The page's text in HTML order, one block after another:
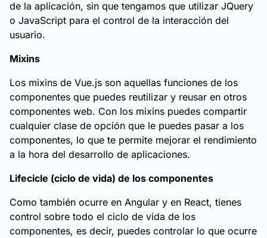
de la aplicación, sin que tengamos que utilizar JQuery
o JavaScript para el control de la interacción del
usuario.
Mixins
Los mixins de Vue.js son aquellas funciones de los
componentes que puedes reutilizar y reusar en otros
componentes web. Con los mixins puedes compartir
cualquier clase de opción que le puedes pasar a los
componentes, lo que te permite mejorar el rendimiento
a la hora del desarrollo de aplicaciones.
Lifecicle (ciclo de vida) de los componentes
Como también ocurre en Angular y en React, tienes
control sobre todo el ciclo de vida de los
componentes, es decir, puedes controlar lo que ocurre